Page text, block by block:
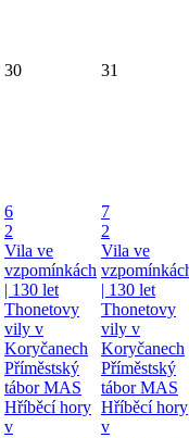
30 31
6
2
Vila ve
vzpomínkách
| 130 let
Thonetovy
vily v
Koryčanech
Příměstský
tábor MAS
Hříběcí hory
v
7
2
Vila ve
| 130 let
Thonetovy
vily v
Koryčanech
Příměstský
tábor MAS
Hříběcí hory
v